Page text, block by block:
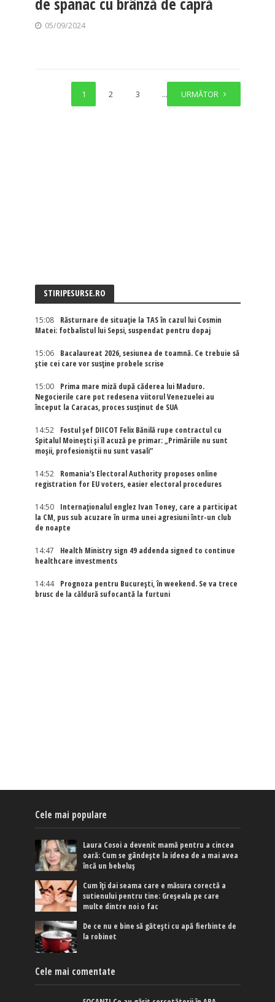
05/09/2024
1 2 3 … 6
URMĂTOR
STIRIPESURSE.RO
15:08
Răsturnare de situație la TAS în cazul lui Cosmin
Matei: fotbalistul lui Sepsi, suspendat pentru dopaj
15:06
Bacalaureat 2026, sesiunea de toamnă. Ce trebuie să
știe cei care vor susține probele scrise
15:00
Prima mare miză după căderea lui Maduro.
Negocierile care pot redesena viitorul Venezuelei au
început la Caracas, proces susținut de SUA
14:52
Fostul șef DIICOT Felix Bănilă rupe contractul cu
Spitalul Moinești și îl acuză pe primar: „Primăriile nu sunt
moșii, profesioniștii nu sunt vasali”
14:52
Romania's Electoral Authority proposes online
registration for EU voters, easier electoral procedures
14:50
Internaţionalul englez Ivan Toney, care a participat
la CM, pus sub acuzare în urma unei agresiuni într-un club
de noapte
14:47
Health Ministry sign 49 addenda signed to continue
healthcare investments
14:44
Prognoza pentru București, în weekend. Se va trece
brusc de la căldură sufocantă la furtuni
Cele mai populare
Laura Cosoi a devenit mamă pentru a cincea
oară: Cum se gândește la ideea de a mai avea
încă un bebeluș
Cum îți dai seama care e măsura corectă a
sutienului pentru tine: Greșeala pe care
multe dintre noi o fac
De ce nu e bine să gătești cu apă fierbinte de
la robinet
Cele mai comentate